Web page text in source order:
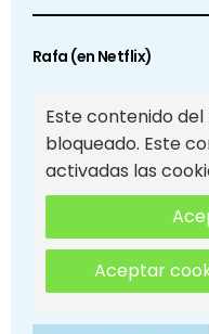
Rafa (en Netflix)
Este contenido del
bloqueado. Este
activadas las
Aceptar